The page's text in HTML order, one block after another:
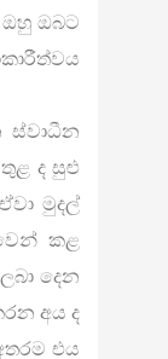
ඔහු ඔබට
ස්වාධීන
ද සුළු
මුදල්
කළ
දෙන
අය ද
එය